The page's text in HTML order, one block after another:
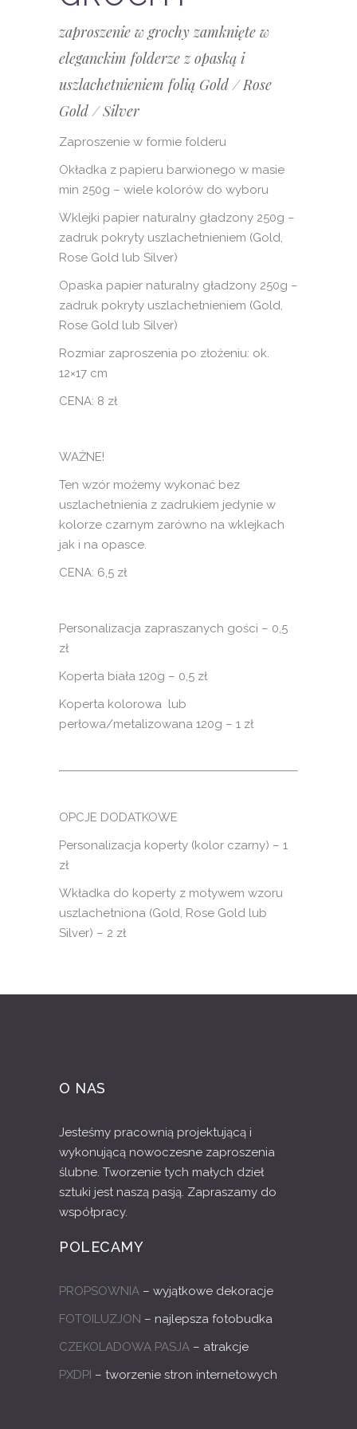
zaproszenie w grochy zamknięte w
eleganckim folderze z opaską i
uszlachetnieniem folią Gold / Rose
Gold / Silver
Zaproszenie w formie folderu
Okładka z papieru barwionego w masie
min 250g – wiele kolorów do wyboru
Wklejki papier naturalny gładzony 250g –
zadruk pokryty uszlachetnieniem (Gold,
Rose Gold lub Silver)
Opaska papier naturalny gładzony 250g –
zadruk pokryty uszlachetnieniem (Gold,
Rose Gold lub Silver)
Rozmiar zaproszenia po złożeniu: ok.
12×17 cm
CENA: 8 zł
WAŻNE!
Ten wzór możemy wykonać bez
uszlachetnienia z zadrukiem jedynie w
kolorze czarnym zarówno na wklejkach
jak i na opasce.
CENA: 6,5 zł
Personalizacja zapraszanych gości – 0,5
zł
Koperta biała 120g – 0,5 zł
Koperta kolorowa lub
perłowa/metalizowana 120g – 1 zł
OPCJE DODATKOWE
Personalizacja koperty (kolor czarny) – 1
zł
Wkładka do koperty z motywem wzoru
uszlachetniona (Gold, Rose Gold lub
Silver) – 2 zł
O NAS
Jesteśmy pracownią projektującą i
wykonującą nowoczesne zaproszenia
ślubne. Tworzenie tych małych dzieł
sztuki jest naszą pasją. Zapraszamy do
współpracy.
POLECAMY
PROPSOWNIA – wyjątkowe dekoracje
FOTOILUZJON – najlepsza fotobudka
CZEKOLADOWA PASJA – atrakcje
PXDPI – tworzenie stron internetowych